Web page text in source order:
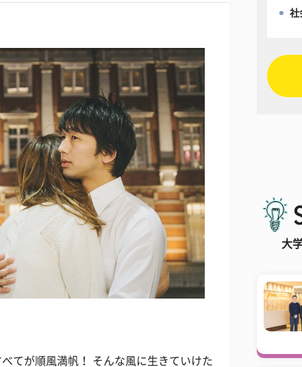
てが順風満帆！ そんな風に生きていけた
社
大